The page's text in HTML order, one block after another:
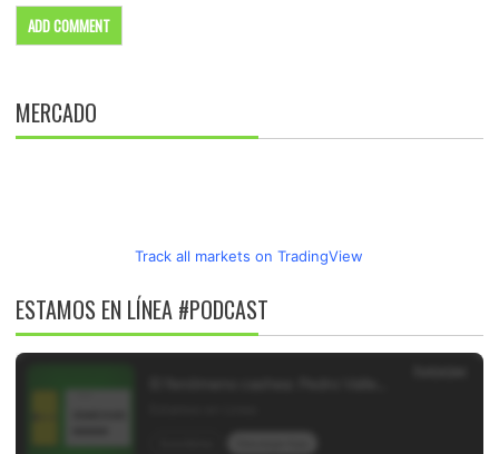
MERCADO
Track all markets on TradingView
ESTAMOS EN LÍNEA #PODCAST